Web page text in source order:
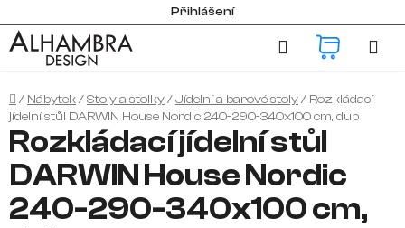
na
obsah
Přihlášení
Hledat
Domů
/ Nábytek/Stoly a stolky/Jídelní a barové stoly/ Rozkládací
jídelní stůl DARWIN House Nordic 240-290-340x100 cm, dub
Rozkládací jídelní stůl
DARWIN House Nordic
240-290-340x100 cm,